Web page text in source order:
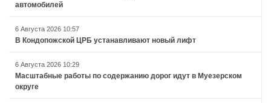
автомобилей
6 Августа 2026 10:57
В Кондопожской ЦРБ устанавливают новый лифт
6 Августа 2026 10:29
Масштабные работы по содержанию дорог идут в Муезерском
округе